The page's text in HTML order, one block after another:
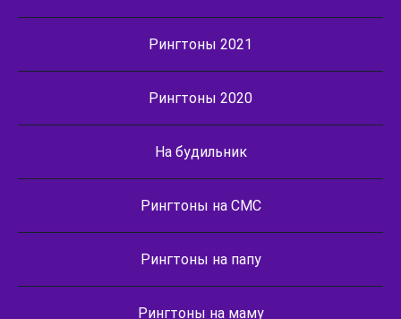
Рингтоны 2021
Рингтоны 2020
На будильник
Рингтоны на СМС
Рингтоны на папу
Рингтоны на маму